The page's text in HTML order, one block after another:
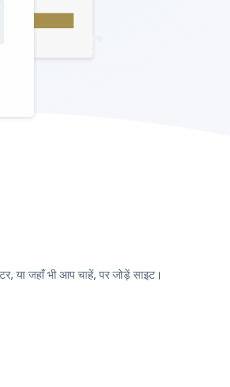
जहाँ भी आप चाहें, पर जोड़ें साइट।